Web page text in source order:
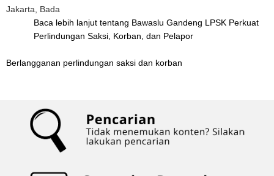
Jakarta, Bada
Baca lebih lanjut tentang Bawaslu Gandeng LPSK Perkuat
Perlindungan Saksi, Korban, dan Pelapor
Berlangganan perlindungan saksi dan korban